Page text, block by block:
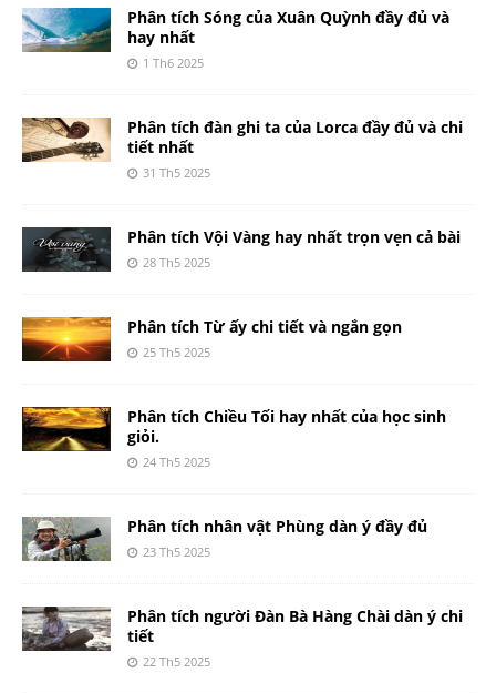
Phân tích Sóng của Xuân Quỳnh đầy đủ và
hay nhất
1 Th6 2025
Phân tích đàn ghi ta của Lorca đầy đủ và chi
tiết nhất
31 Th5 2025
Phân tích Vội Vàng hay nhất trọn vẹn cả bài
28 Th5 2025
Phân tích Từ ấy chi tiết và ngắn gọn
25 Th5 2025
Phân tích Chiều Tối hay nhất của học sinh
giỏi.
24 Th5 2025
Phân tích nhân vật Phùng dàn ý đầy đủ
23 Th5 2025
Phân tích người Đàn Bà Hàng Chài dàn ý chi
tiết
22 Th5 2025